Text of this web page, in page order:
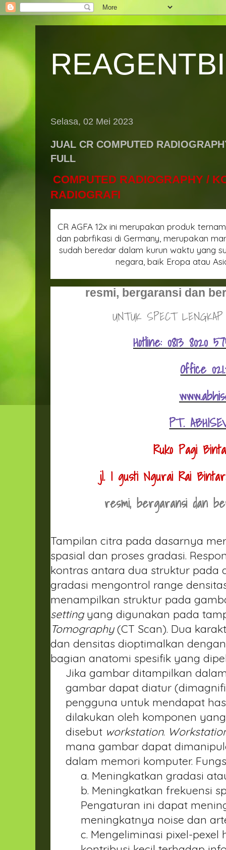
Selasa, 02 Mei 2023
JUAL CR COMPUTED
FULL
COMPUTED RADIOGRAPHY /
RADIOGRAFI
CR AGFA 12x ini merupakan produk
dan pabrfikasi di Germany, merupakan
sudah beredar dalam kurun waktu yang
negara, baik Eropa atau
resmi, bergaransi dan
UNTUK SPECT
Hotline: 0813 8020
Office
PT.
Ruko Pagi
jl. I gusti Ngurai Rai
resmi, bergaransi dan
Tampilan citra pada dasarnya
spasial dan proses gradasi.
kontras antara dua struktur pada
gradasi mengontrol range
menampilkan struktur pada
setting yang digunakan pada
Tomography(CT Scan). Dua
dan densitas dioptimalkan dengan
bagian anatomi spesifik yang
Jika gambar ditampilkan
gambar dapat diatur
pengguna untuk mendapat
dilakukan oleh komponen yang
disebut workstation.
mana gambar dapat
dalam memori komputer.
a. Meningkatkan gradasi
b. Meningkatkan frekuensi
Pengaturan ini dapat
meningkatnya noise dan
c. Mengeliminasi pixel-